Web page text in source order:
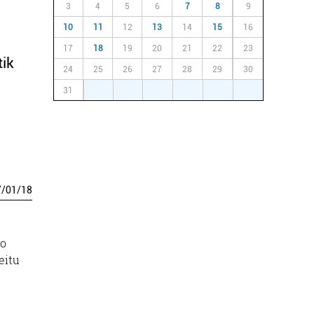
/01/18
3 4 5 6 7 8 9
10 11 12 13 14 15 16
17 18 19 20 21 22 23
24 25 26 27 28 29 30
31